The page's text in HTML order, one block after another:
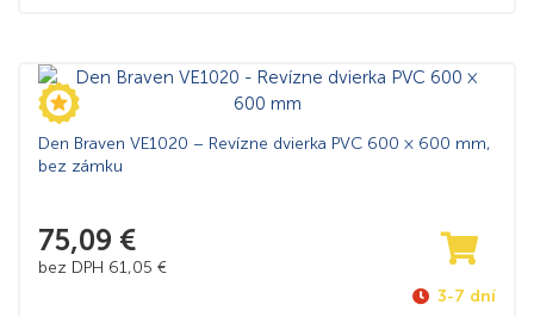
Den Braven VE1020 – Revízne dvierka PVC 600 × 600 mm,
bez zámku
75,09 €
bez DPH 61,05 €
3-7 dní